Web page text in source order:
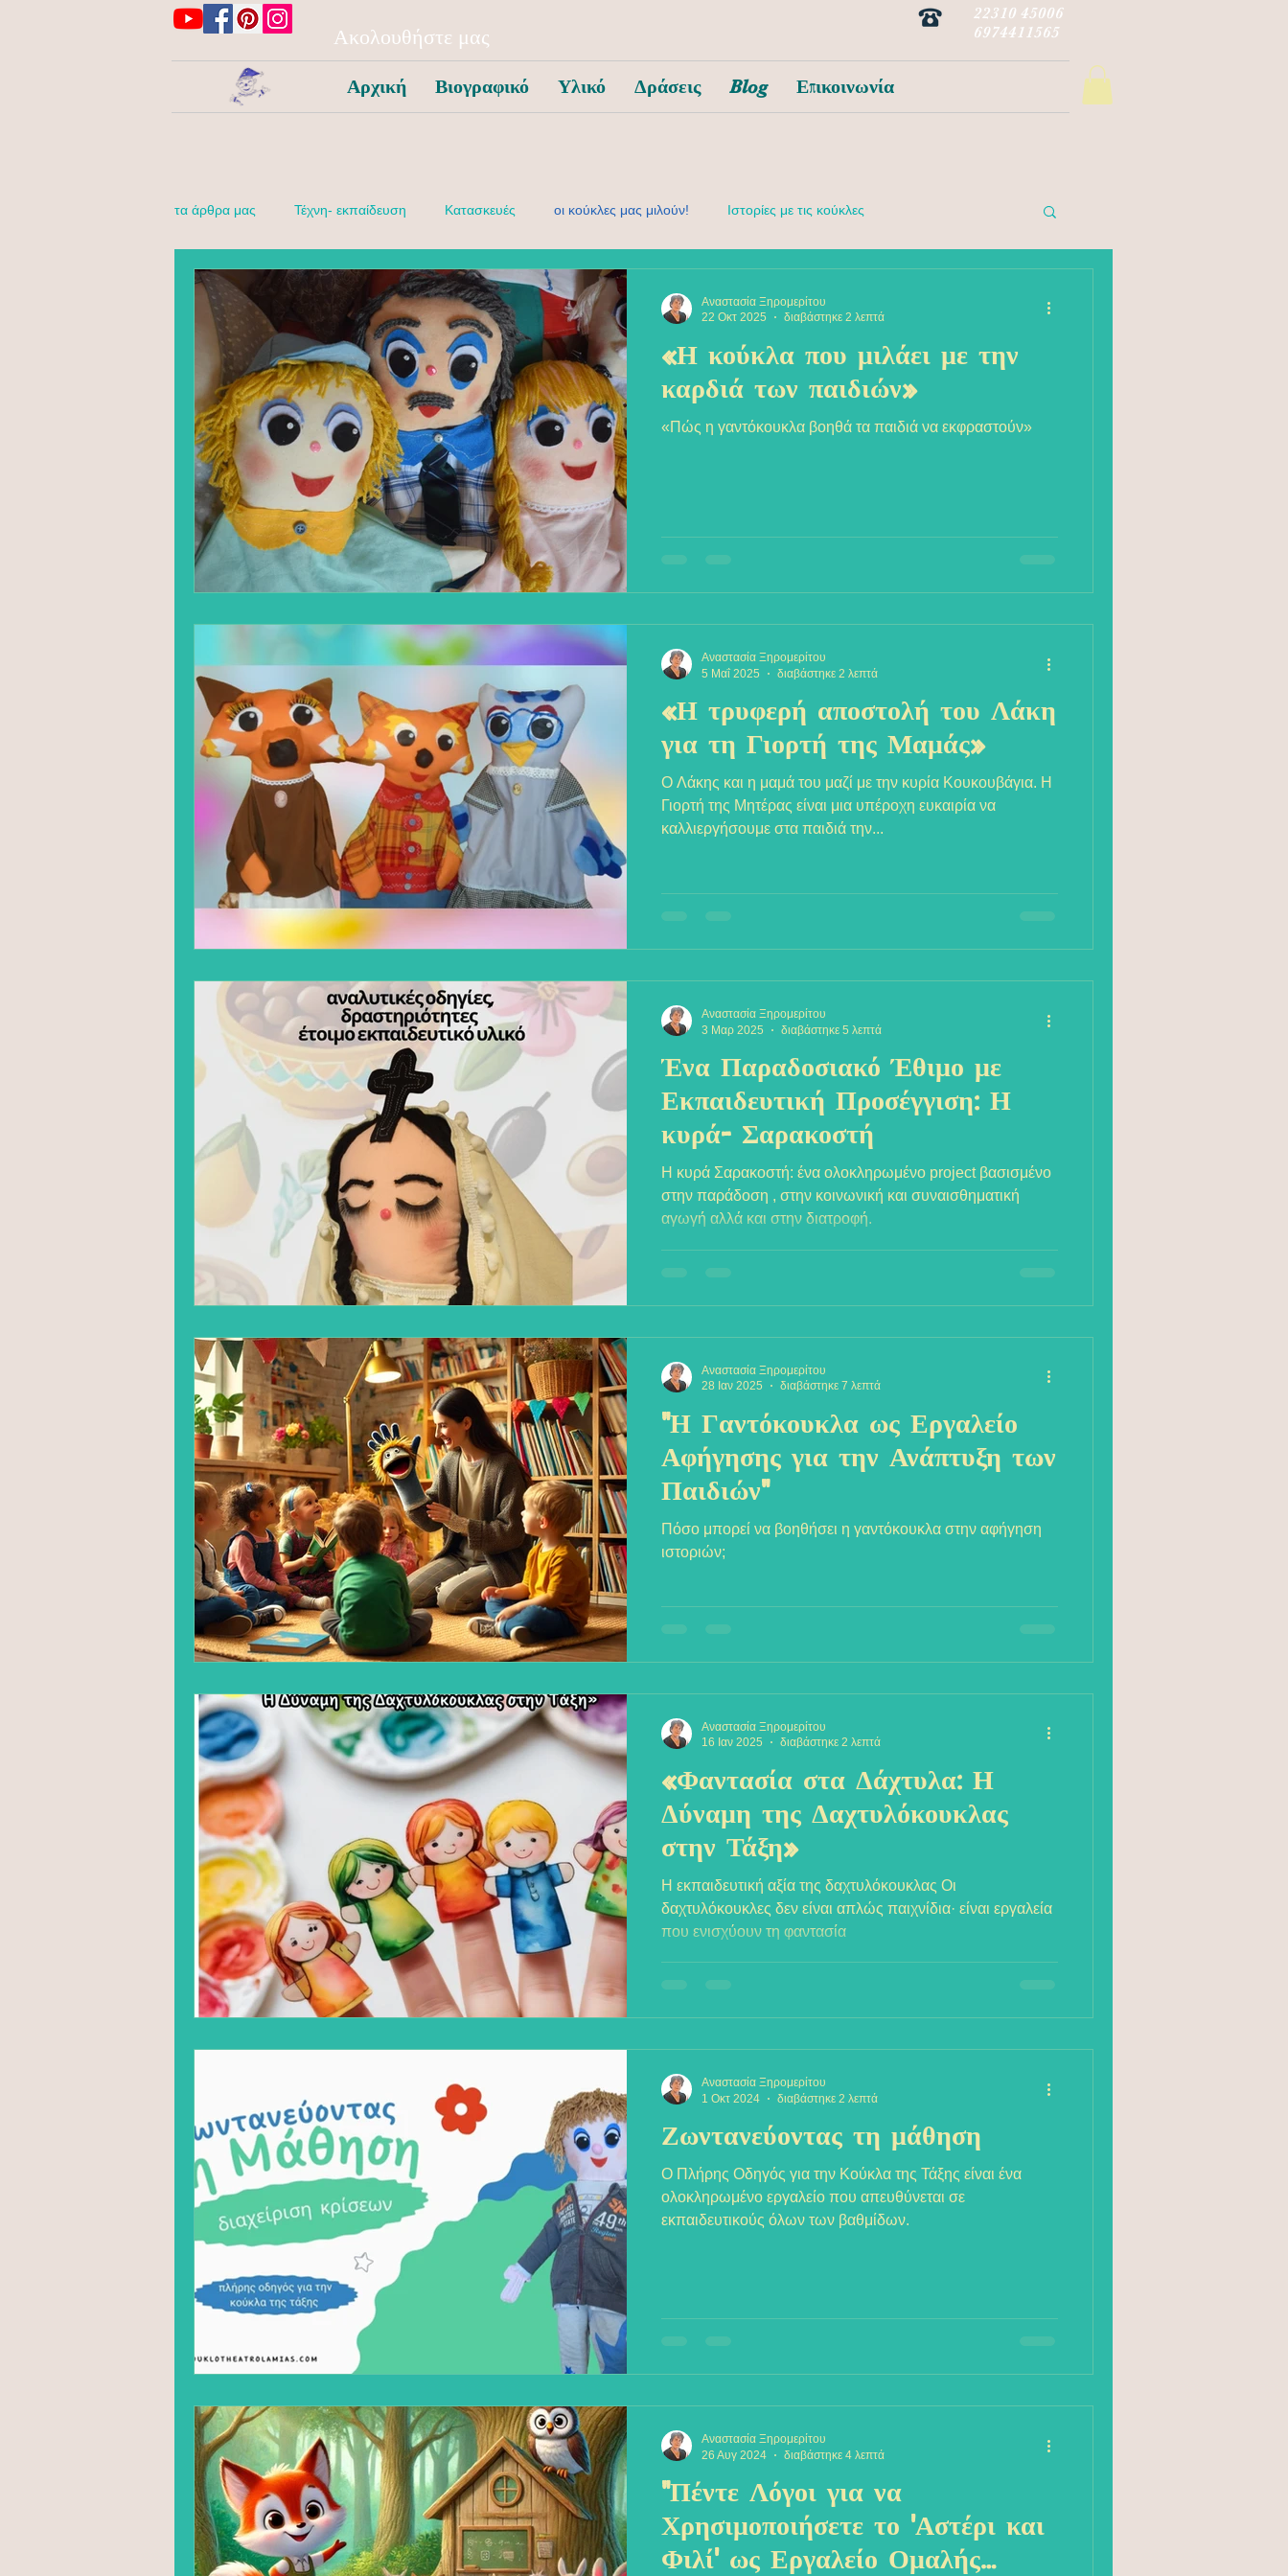
Ακολουθήστε μας
22310 45006
6974411565
Αρχική Βιογραφικό Υλικό Δράσεις Blog Επικοινωνία
τα άρθρα μας Τέχνη- εκπαίδευση Κατασκευές οι κούκλες μας μιλούν! Ιστορίες με τις κούκλες
Δραστηριότητες για κάθε μέρα! συναισθηματική αγωγή
«Η κούκλα που μιλάει με την
καρδιά των παιδιών»
«Πώς η γαντόκουκλα βοηθά τα παιδιά να εκφραστούν»
Αναστασία Ξηρομερίτου
22 Οκτ 2025
διαβάστηκε 2 λεπτά
«Η τρυφερή αποστολή του Λάκη
για τη Γιορτή της Μαμάς»
Ο Λάκης και η μαμά του μαζί με την κυρία Κουκουβάγια. Η
Γιορτή της Μητέρας είναι μια υπέροχη ευκαιρία να
καλλιεργήσουμε στα παιδιά την...
Αναστασία Ξηρομερίτου
5 Μαΐ 2025
διαβάστηκε 2 λεπτά
Ένα Παραδοσιακό Έθιμο με
Εκπαιδευτική Προσέγγιση: Η
κυρά- Σαρακοστή
Η κυρά Σαρακοστή: ένα ολοκληρωμένο project βασισμένο
στην παράδοση , στην κοινωνική και συναισθηματική
αγωγή αλλά και στην διατροφή.
Αναστασία Ξηρομερίτου
3 Μαρ 2025
διαβάστηκε 5 λεπτά
"Η Γαντόκουκλα ως Εργαλείο
Αφήγησης για την Ανάπτυξη των
Παιδιών"
Πόσο μπορεί να βοηθήσει η γαντόκουκλα στην αφήγηση
ιστοριών;
Αναστασία Ξηρομερίτου
28 Ιαν 2025
διαβάστηκε 7 λεπτά
«Φαντασία στα Δάχτυλα: Η
Δύναμη της Δαχτυλόκουκλας
στην Τάξη»
Η εκπαιδευτική αξία της δαχτυλόκουκλας Οι
δαχτυλόκουκλες δεν είναι απλώς παιχνίδια· είναι εργαλεία
που ενισχύουν τη φαντασία
Αναστασία Ξηρομερίτου
16 Ιαν 2025
διαβάστηκε 2 λεπτά
Ζωντανεύοντας τη μάθηση
Ο Πλήρης Οδηγός για την Κούκλα της Τάξης είναι ένα
ολοκληρωμένο εργαλείο που απευθύνεται σε
εκπαιδευτικούς όλων των βαθμίδων.
Αναστασία Ξηρομερίτου
1 Οκτ 2024
διαβάστηκε 2 λεπτά
"Πέντε Λόγοι για να
Χρησιμοποιήσετε το 'Αστέρι και
Φιλί' ως Εργαλείο Ομαλής
Αναστασία Ξηρομερίτου
26 Αυγ 2024
διαβάστηκε 4 λεπτά